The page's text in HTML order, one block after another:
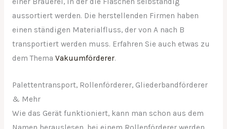
aussortiert werden. Die herstellenden Firmen haben
einen ständigen Materialfluss, der von A nach B
transportiert werden muss. Erfahren Sie auch etwas zu
dem Thema Vakuumförderer.
Palettentransport, Rollenförderer, Gliederbandförderer
& Mehr
Wie das Gerät funktioniert, kann man schon aus dem